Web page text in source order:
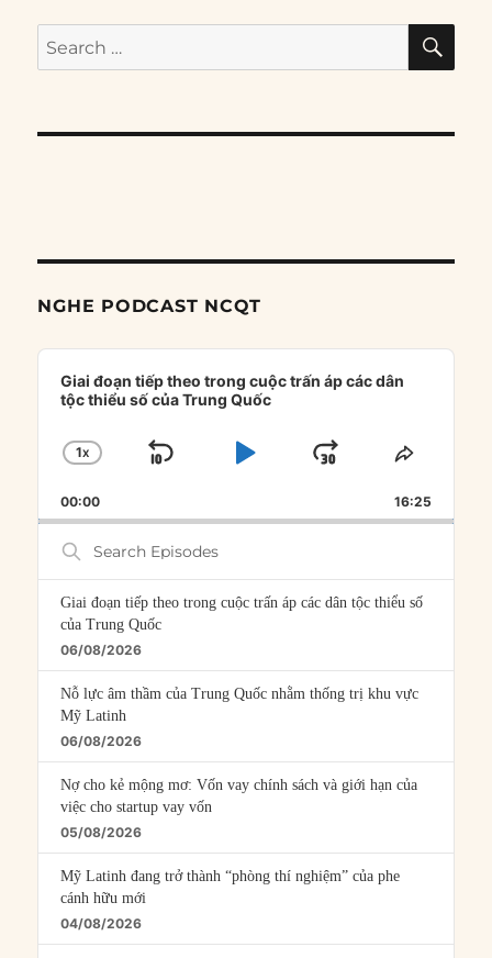
Search
for:
NGHE PODCAST NCQT
Audio
Player
Giai đoạn tiếp theo trong cuộc trấn áp các dân
tộc thiểu số của Trung Quốc
CHANGE
RATE
1X
SKIP
PLAYJUMP
FORWARD
SHARE
00:00 16:25
Search
Episodes
Giai đoạn tiếp theo trong cuộc trấn áp các dân tộc thiểu số
của Trung Quốc
06/08/2026
Nỗ lực âm thầm của Trung Quốc nhằm thống trị khu vực
Mỹ Latinh
06/08/2026
Nợ cho kẻ mộng mơ: Vốn vay chính sách và giới hạn của
việc cho startup vay vốn
05/08/2026
Mỹ Latinh đang trở thành “phòng thí nghiệm” của phe
cánh hữu mới
04/08/2026